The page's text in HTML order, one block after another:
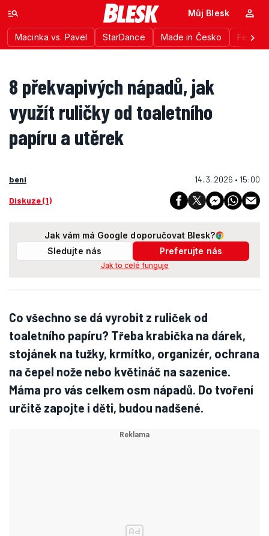
Macinka vs. Pavel StarDance Made in Česko
Můj Blesk
8 překvapivých nápadů, jak
využít ruličky od toaletního
papíru a utěrek
beni 14. 3. 2026 • 15:00
Diskuze (1)
Jak vám má Google doporučovat Blesk?
Sledujte nás
Preferujte nás
Jak to celé funguje
Co všechno se dá vyrobit z ruliček od
toaletního papíru? Třeba krabička na dárek,
stojánek na tužky, krmítko, organizér, ochrana
na čepel nože nebo květináč na sazenice.
Máma pro vás celkem osm nápadů. Do tvoření
určitě zapojte i děti, budou nadšené.